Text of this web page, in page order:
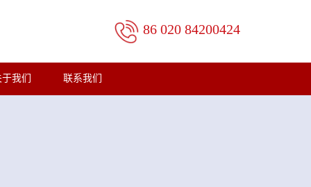
86 020 84200424
我们 联系我们